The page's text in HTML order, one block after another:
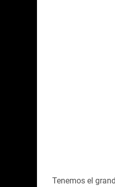
Tenemos el